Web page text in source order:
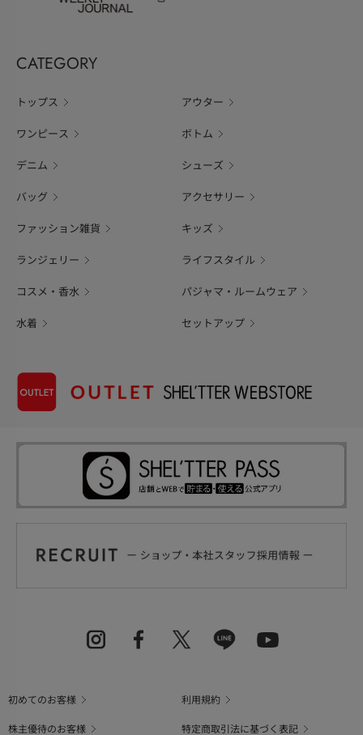
CATEGORY
トップス アウター
ワンピース ボトム
デニム シューズ
バッグ アクセサリー
ファッション雑貨 キッズ
ランジェリー ライフスタイル
コスメ・香水 パジャマ・ルームウェア
水着 セットアップ
初めてのお客様
利用規約
株主優待のお客様
特定商取引法に基づく表記